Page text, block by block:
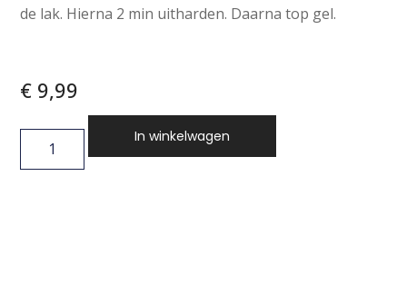
de lak. Hierna 2 min uitharden. Daarna top gel.
€ 9,99
In winkelwagen